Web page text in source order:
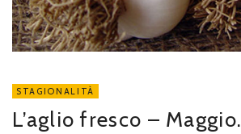
STAGIONALITÀ
L’aglio fresco – Maggio.